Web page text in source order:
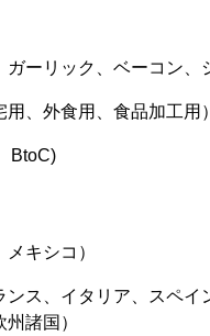
ーリック、ベーコン、
、外食用、食品加工用）
BtoC)
キシコ）
ンス、イタリア、スペ
諸国）